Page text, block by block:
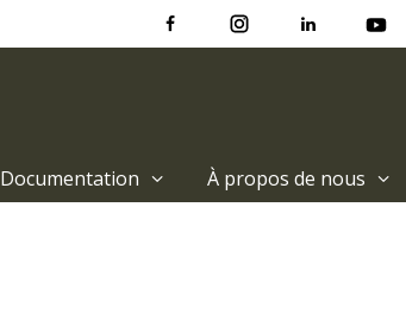
Documentation À propos de nous